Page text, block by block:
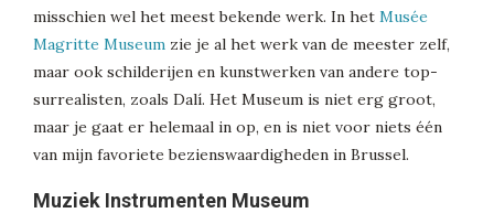
misschien wel het meest bekende werk. In het Musée
Magritte Museum zie je al het werk van de meester zelf,
maar ook schilderijen en kunstwerken van andere top-
surrealisten, zoals Dalí. Het Museum is niet erg groot,
maar je gaat er helemaal in op, en is niet voor niets één
van mijn favoriete bezienswaardigheden in Brussel.
Muziek Instrumenten Museum